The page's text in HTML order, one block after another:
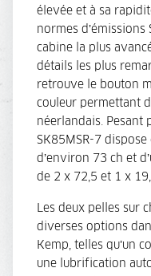
élevée et à sa
normes d’émissions
cabine la plus
détails les plus
retrouve le bouton
couleur permettant
néerlandais. Pesant
SK85MSR-7
d’environ 73 ch et
de 2 x 72,5 et 1 x
Les deux pelles sur
diverses options
Kemp, telles qu’un
une lubrification